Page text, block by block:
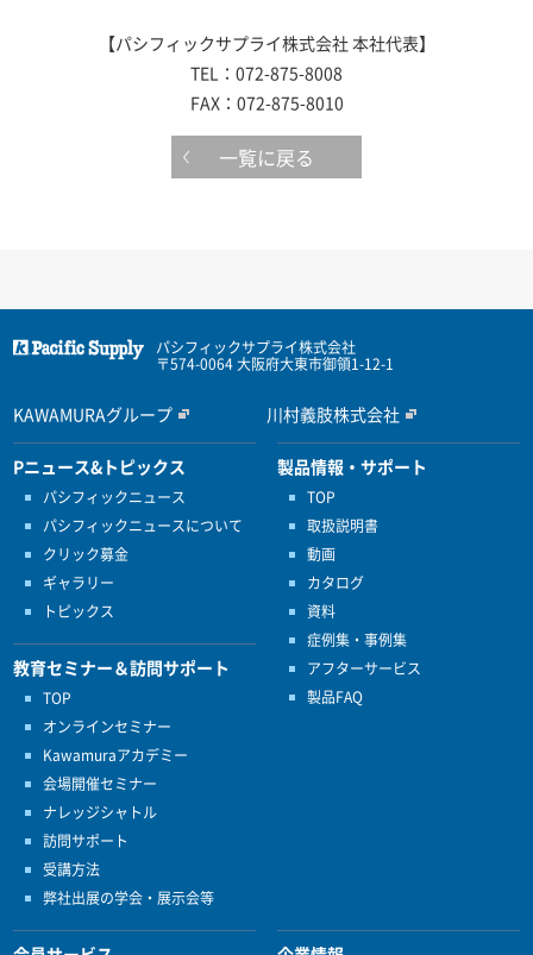
【パシフィックサプライ株式会社 本社代表】
TEL：072-875-8008
FAX：072-875-8010
一覧に戻る
パシフィックサプライ株式会社
〒574-0064 大阪府大東市御領1-12-1
KAWAMURAグループ 川村義肢株式会社
Pニュース&トピックス
パシフィックニュース
パシフィックニュースについて
クリック募金
ギャラリー
トピックス
教育セミナー＆訪問サポート
TOP
オンラインセミナー
Kawamuraアカデミー
会場開催セミナー
ナレッジシャトル
訪問サポート
受講方法
弊社出展の学会・展示会等
製品情報・サポート
TOP
取扱説明書
動画
カタログ
資料
症例集・事例集
アフターサービス
製品FAQ